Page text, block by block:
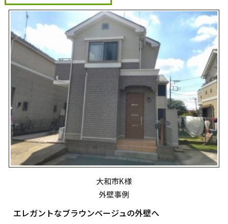
大和市K様
外壁事例
エレガントなブラウンベージュの外壁へ